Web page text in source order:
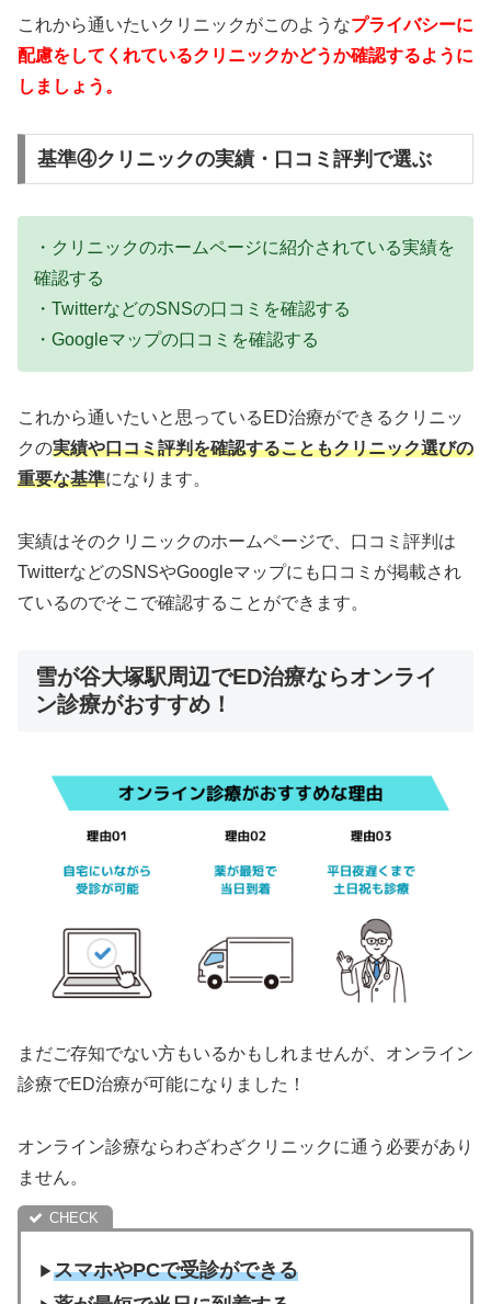
これから通いたいクリニックがこのようなプライバシーに
配慮をしてくれているクリニックかどうか確認するように
しましょう。
基準④クリニックの実績・口コミ評判で選ぶ
・クリニックのホームページに紹介されている実績を
確認する
・TwitterなどのSNSの口コミを確認する
・Googleマップの口コミを確認する
これから通いたいと思っているED治療ができるクリニッ
クの実績や口コミ評判を確認することもクリニック選びの
重要な基準になります。
実績はそのクリニックのホームページで、口コミ評判は
TwitterなどのSNSやGoogleマップにも口コミが掲載され
ているのでそこで確認することができます。
雪が谷大塚駅周辺でED治療ならオンライ
ン診療がおすすめ！
まだご存知でない方もいるかもしれませんが、オンライン
診療でED治療が可能になりました！
オンライン診療ならわざわざクリニックに通う必要があり
ません。
▶︎スマホやPCで受診ができる